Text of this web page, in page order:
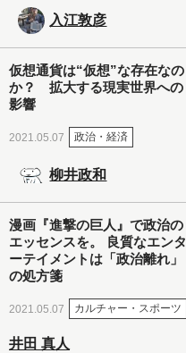
入江敦彦
仮想通貨は“仮想”な存在なの
か？ 拡大する現実世界への
影響
2021.05.07 政治・経済
柳井政和
漫画『進撃の巨人』で政治の
エッセンスを。 良質なエンタ
ーテイメントは「政治離れ」
の処方箋
2021.05.07 カルチャー・スポーツ
井田 真人